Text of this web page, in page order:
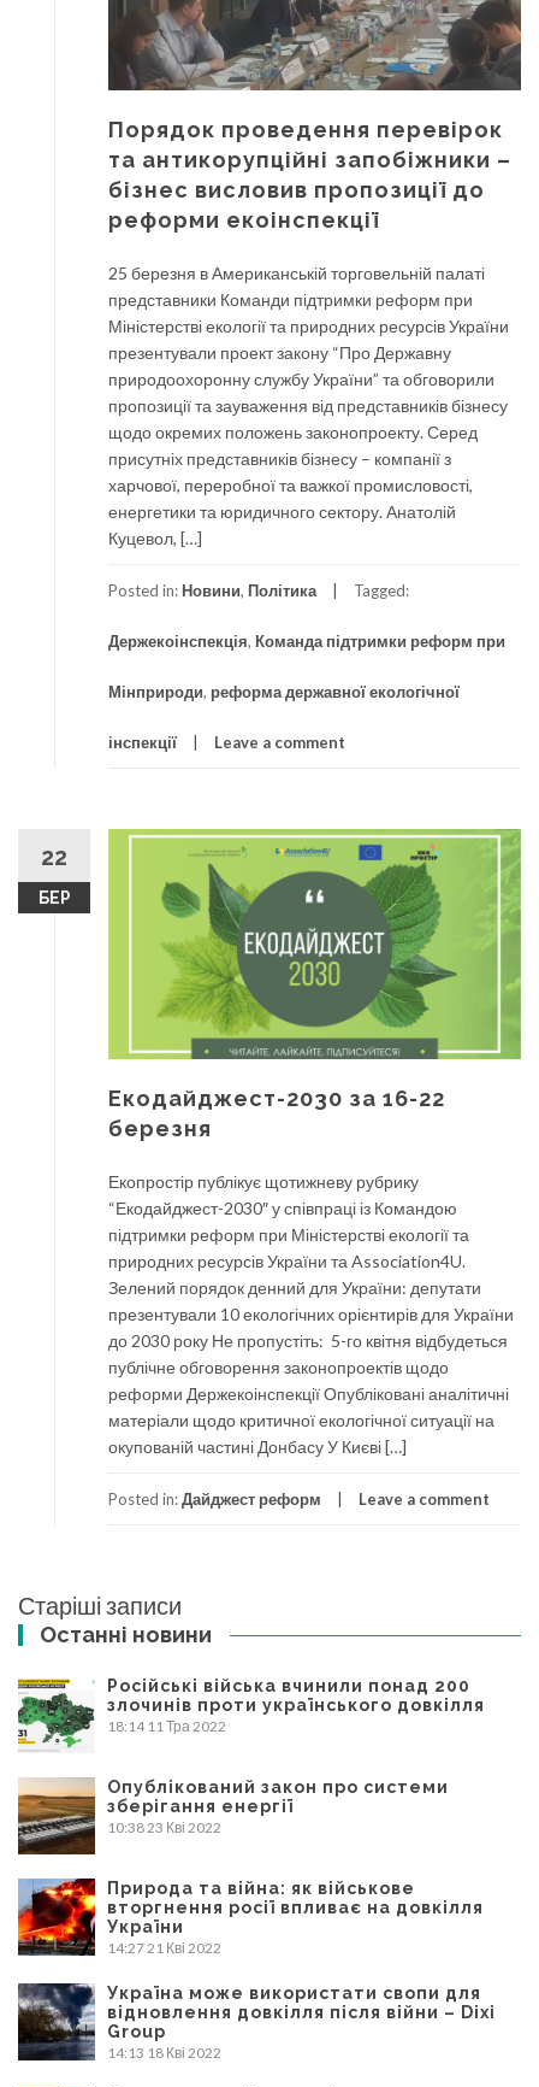
Порядок проведення перевірок
та антикорупційні запобіжники –
бізнес висловив пропозиції до
реформи екоінспекції
25 березня в Американській торговельній палаті
представники Команди підтримки реформ при
Міністерстві екології та природних ресурсів України
презентували проект закону “Про Державну
природоохоронну службу України” та обговорили
пропозиції та зауваження від представників бізнесу
щодо окремих положень законопроекту. Серед
присутніх представників бізнесу – компанії з
харчової, переробної та важкої промисловості,
енергетики та юридичного сектору. Анатолій
Куцевол, […]
Posted in: Новини, Політика Tagged:
Держекоінспекція, Команда підтримки реформ при
Мінприроди, реформа державної екологічної
інспекції Leave a comment
22
БЕР
Екодайджест-2030 за 16-22
березня
Екопростір публікує щотижневу рубрику
“Екодайджест-2030″ у співпраці із Командою
підтримки реформ при Міністерстві екології та
природних ресурсів України та Association4U.
Зелений порядок денний для України: депутати
презентували 10 екологічних орієнтирів для України
до 2030 року Не пропустіть: 5-го квітня відбудеться
публічне обговорення законопроектів щодо
реформи Держекоінспекції Опубліковані аналітичні
матеріали щодо критичної екологічної ситуації на
окупованій частині Донбасу У Києві […]
Posted in:Дайджест реформ Leave a comment
Навігація
записів
Старіші записи
Останні новини
Російські війська вчинили понад 200
злочинів проти українського довкілля
18:14 11 Тра 2022
Опублікований закон про системи
зберігання енергії
10:3823 Кві 2022
Природа та війна: як військове
вторгнення росії впливає на довкілля
України
14:2721 Кві 2022
Україна може використати свопи для
відновлення довкілля після війни – Dixi
Group
14:13 18 Кві 2022